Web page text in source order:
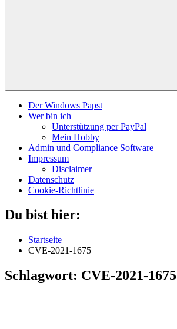
Der Windows Papst
Wer bin ich
Unterstützung per PayPal
Mein Hobby
Admin und Compliance Software
Impressum
Disclaimer
Datenschutz
Cookie-Richtlinie
Du bist hier:
Startseite
CVE-2021-1675
Schlagwort: CVE-2021-1675